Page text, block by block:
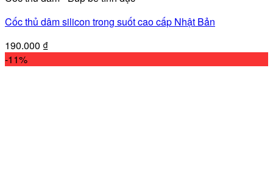
Cốc thủ dâm silicon trong suốt cao cấp Nhật Bản
190.000 ₫
-11%